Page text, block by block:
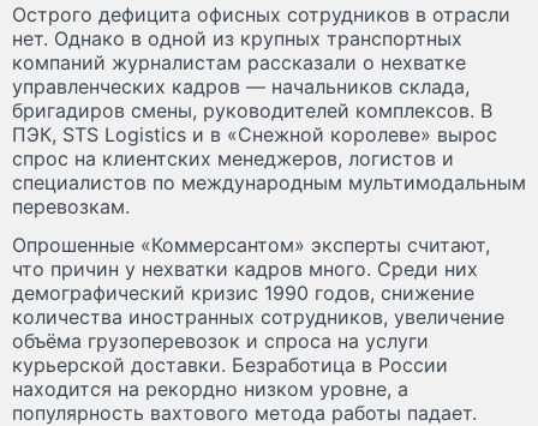
Острого дефицита офисных сотрудников в отрасли
нет. Однако в одной из крупных транспортных
компаний журналистам рассказали о нехватке
управленческих кадров — начальников склада,
бригадиров смены, руководителей комплексов. В
ПЭК, STS Logistics и в «Снежной королеве» вырос
спрос на клиентских менеджеров, логистов и
специалистов по международным мультимодальным
перевозкам.
Опрошенные «Коммерсантом» эксперты считают,
что причин у нехватки кадров много. Среди них
демографический кризис 1990 годов, снижение
количества иностранных сотрудников, увеличение
объёма грузоперевозок и спроса на услуги
курьерской доставки. Безработица в России
находится на рекордно низком уровне, а
популярность вахтового метода работы падает.